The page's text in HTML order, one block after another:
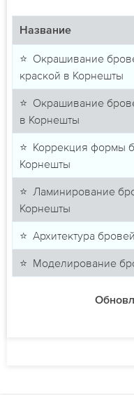
Название
⭐ Окрашивание
краской в Корнешты
⭐ Окрашивание
в Корнешты
⭐ Коррекция формы
Корнешты
⭐ Ламинирование
Корнешты
⭐ Архитектура бровей
⭐ Моделирование